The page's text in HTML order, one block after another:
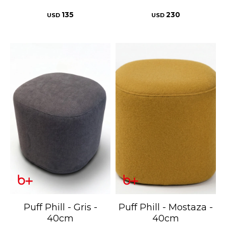
USD 135 USD 230
Puff Phill - Gris -
40cm
Puff Phill - Mostaza -
40cm